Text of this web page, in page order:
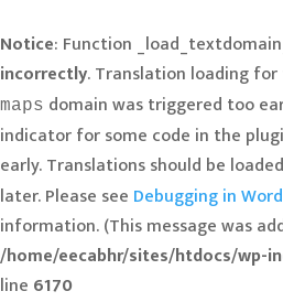
Notice: Function
incorrectly. Translation loading
maps domain was triggered too
indicator for some code in the
early. Translations should be
later. Please see Debugging in
information. (This message was
/home/eecabhr/sites/htdocs/wp-
line 6170